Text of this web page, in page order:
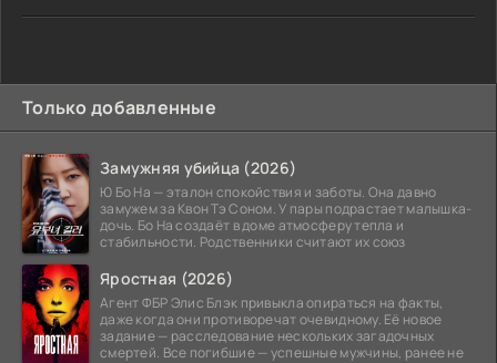
Только добавленные
Замужняя убийца (2026)
Ю Бо На — эталон спокойствия и заботы. Она давно
замужем за Квон Тэ Соном. У пары подрастает малышка-
дочь. Бо На создаёт в доме атмосферу тепла и
стабильности. Родственники считают их союз
Яростная (2026)
Агент ФБР Элис Блэк привыкла опираться на факты,
даже когда они противоречат очевидному. Её новое
задание — расследование нескольких загадочных
смертей. Все погибшие — успешные мужчины, ранее не